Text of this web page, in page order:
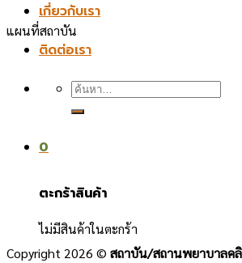
เกี่ยวกับเรา
ติดต่อเรา
ค้นหา:
0
ตะกร้าสินค้า
ไม่มีสินค้าในตะกร้า
แผนที่สถาบัน
Copyright 2026 © สถาบัน/สถานพยาบาลค